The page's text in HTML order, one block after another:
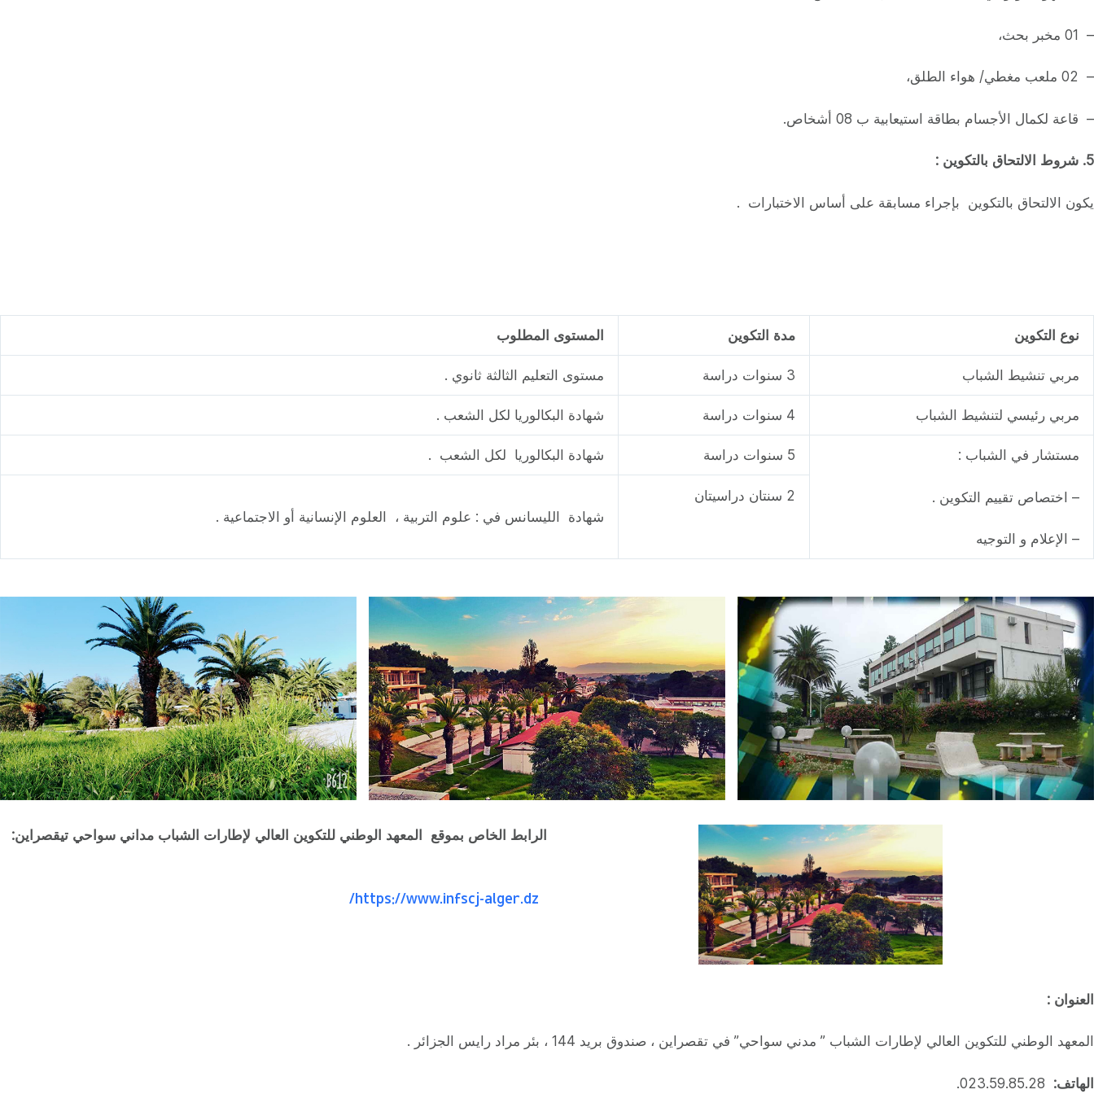
– 01 مخبر بحث،
– 02 ملعب مغطي/ هواء الطلق،
– قاعة لكمال الأجسام بطاقة استيعابية ب 08 أشخاص.
5. شروط الالتحاق بالتكوين :
يكون الالتحاق بالتكوين بإجراء مسابقة على أساس الاختبارات .
نوع التكوين مدة التكوين المستوى المطلوب
مربي تنشيط الشباب 3 سنوات دراسة مستوى التعليم الثالثة ثانوي .
مربي رئيسي لتنشيط الشباب 4 سنوات دراسة شهادة البكالوريا لكل الشعب .
مستشار في الشباب :
– اختصاص تقييم التكوين .
– الإعلام و التوجيه
5 سنوات دراسة شهادة البكالوريا لكل الشعب .
2 سنتان دراسيتان
شهادة الليسانس في : علوم التربية ، العلوم الإنسانية أو الاجتماعية .
الرابط الخاص بموقع المعهد الوطني للتكوين العالي لإطارات الشباب مداني سواحي تيقصراين:
https://www.infscj-alger.dz/
العنوان :
المعهد الوطني للتكوين العالي لإطارات الشباب ” مدني سواحي” في تقصراين ، صندوق بريد 144 ، بئر مراد رايس الجزائر .
الهاتف: